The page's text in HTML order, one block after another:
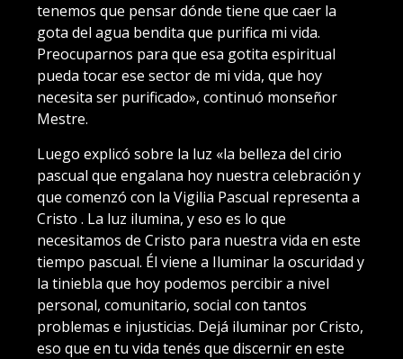
tenemos que pensar dónde tiene que caer la
gota del agua bendita que purifica mi vida.
Preocuparnos para que esa gotita espiritual
pueda tocar ese sector de mi vida, que hoy
necesita ser purificado», continuó monseñor
Mestre.
Luego explicó sobre la luz «la belleza del cirio
pascual que engalana hoy nuestra celebración y
que comenzó con la Vigilia Pascual representa a
Cristo . La luz ilumina, y eso es lo que
necesitamos de Cristo para nuestra vida en este
tiempo pascual. Él viene a Iluminar la oscuridad y
la tiniebla que hoy podemos percibir a nivel
personal, comunitario, social con tantos
problemas e injusticias. Dejá iluminar por Cristo,
eso que en tu vida tenés que discernir en este